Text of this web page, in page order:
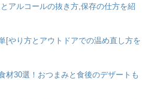
アルコールの抜き方,保存の仕方を紹
[やり方とアウトドアでの温め直し方を
材30選！おつまみと食後のデザートも